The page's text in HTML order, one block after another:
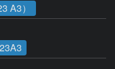
A3）